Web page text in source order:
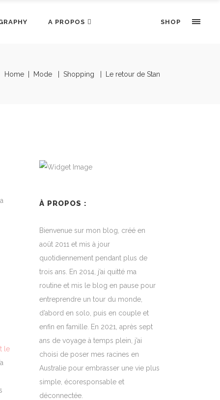
A PROPOS SHOP
Home Mode Shopping Le retour de Stan
le
À PROPOS :
Bienvenue sur mon blog, créé en
août 2011 et mis à jour
quotidiennement pendant plus de
trois ans. En 2014, j’ai quitté ma
routine et mis le blog en pause pour
entreprendre un tour du monde,
d’abord en solo, puis en couple et
enfin en famille. En 2021, après sept
ans de voyage à temps plein, j’ai
choisi de poser mes racines en
Australie pour embrasser une vie plus
simple, écoresponsable et
déconnectée.